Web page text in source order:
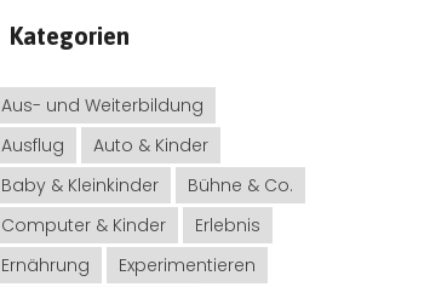
Kategorien
Aus- und Weiterbildung
Ausflug
Auto & Kinder
Baby & Kleinkinder
Bühne & Co.
Computer & Kinder
Erlebnis
Ernährung
Experimentieren